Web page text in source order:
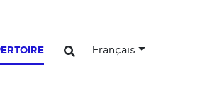
Français